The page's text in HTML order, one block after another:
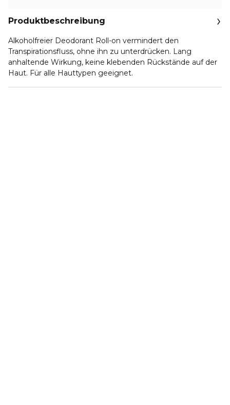
Produktbeschreibung
Alkoholfreier Deodorant Roll-on vermindert den
Transpirationsfluss, ohne ihn zu unterdrücken. Lang
anhaltende Wirkung, keine klebenden Rückstände auf der
Haut. Für alle Hauttypen geeignet.